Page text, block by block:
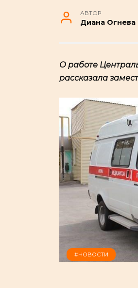
АВТОР
Диана Огнева
О работе
рассказала
#НОВОСТИ